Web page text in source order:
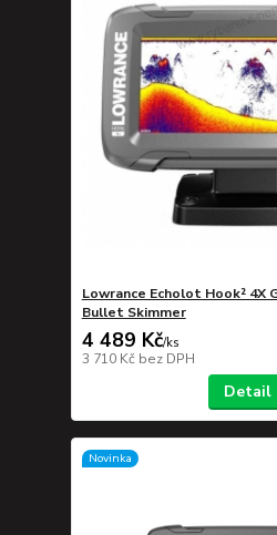
Lowrance Echolot Hook² 4X
Bullet Skimmer
4 489 Kč/ks
3 710 Kč bez DPH
Detail
Novinka